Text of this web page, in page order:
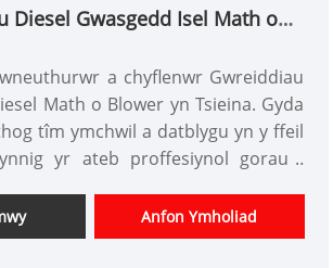
Diesel Gwasgedd Isel Math o
a chyflenwr Gwreiddiau
Math o Blower yn Tsieina. Gyda
tîm ymchwil a datblygu yn y ffeil
yr ateb proffesiynol gorau i
Anfon Ymholiad